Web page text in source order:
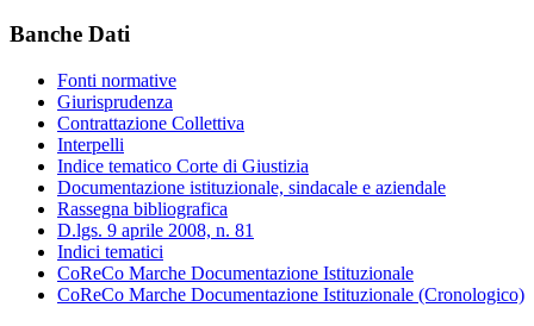
Banche Dati
Fonti normative
Giurisprudenza
Contrattazione Collettiva
Interpelli
Indice tematico Corte di Giustizia
Documentazione istituzionale, sindacale e aziendale
Rassegna bibliografica
D.lgs. 9 aprile 2008, n. 81
Indici tematici
CoReCo Marche Documentazione Istituzionale
CoReCo Marche Documentazione Istituzionale (Cronologico)